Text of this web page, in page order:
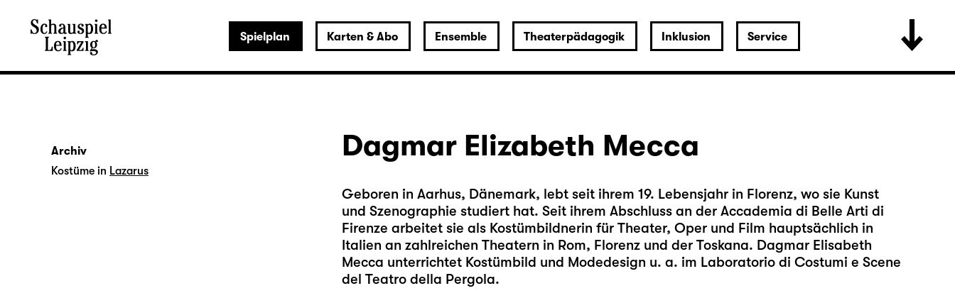
Spielplan Karten & Abo Ensemble Theaterpädagogik Inklusion Service
Dagmar Elizabeth Mecca
Geboren in Aarhus, Dänemark, lebt seit ihrem 19. Lebensjahr in Florenz, wo sie Kunst
und Szenographie studiert hat. Seit ihrem Abschluss an der Accademia di Belle Arti di
Firenze arbeitet sie als Kostümbildnerin für Theater, Oper und Film hauptsächlich in
Italien an zahlreichen Theatern in Rom, Florenz und der Toskana. Dagmar Elisabeth
Mecca unterrichtet Kostümbild und Modedesign u. a. im Laboratorio di Costumi e Scene
del Teatro della Pergola.
Archiv
Kostüme in Lazarus